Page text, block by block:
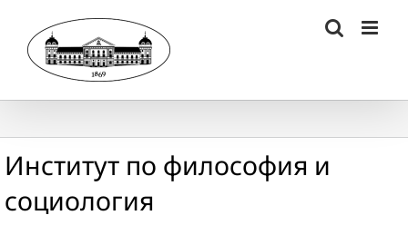
content
Институт по философия и
социология